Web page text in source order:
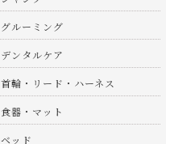
グルーミング
デンタルケア
首輪・リード・ハーネス
食器・マット
ベッド